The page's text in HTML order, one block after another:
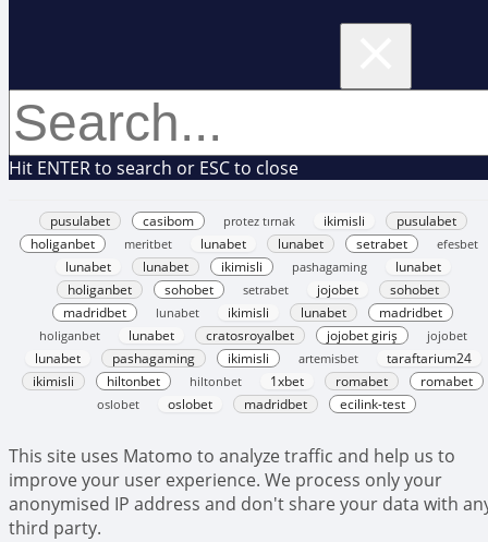
Hit ENTER to search or ESC to close
pusulabet casibom protez tırnak ikimisli
pusulabet
holiganbet
meritbet lunabet lunabet setrabet
efesbet
lunabet
lunabet ikimisli pashagaming
lunabet
holiganbet
sohobet setrabet jojobet
sohobet
madridbet
lunabet ikimisli lunabet
madridbet
holiganbet
lunabet cratosroyalbet jojobet giriş
jojobet
lunabet
pashagaming ikimisli artemisbet
taraftarium24
ikimisli
hiltonbet hiltonbet 1xbet romabet
romabet
oslobet
oslobet madridbet ecilink-test
This site uses Matomo to analyze traffic and help us to
improve your user experience. We process only your
anonymised IP address and don't share your data with
third party.